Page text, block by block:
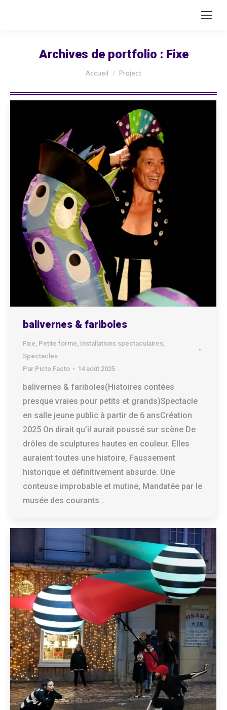
Archives de portfolio : Fixe
Vous êtes ici :
Accueil Project
balivernes & fariboles
Fixe, Petite forme, Installations spectaculaires,
Spectacles
Par Picto Facto 14 août 2025
balivernes & fariboles(Histoires contées
presque vraies pour petits et grands)Spectacle
en salle jeune public à partir de 6 ansCréation
2025 On dirait qu’il aurait poussé sur scène De
drôles de sculptures hautes en couleur. Elles
auraient toutes une histoire, Faussement
historique et définitivement absurde. Une
conteuse improbable et mutine, Mandatée par le
musée des courants…